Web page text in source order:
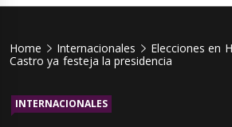
Home Internacionales
Elecciones en
Castro ya festeja la presidencia
INTERNACIONALES